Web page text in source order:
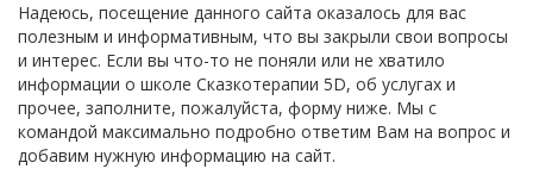
Надеюсь, посещение данного сайта оказалось для вас
полезным и информативным, что вы закрыли свои вопросы
и интерес. Если вы что-то не поняли или не хватило
информации о школе Сказкотерапии 5D, об услугах и
прочее, заполните, пожалуйста, форму ниже. Мы с
командой максимально подробно ответим Вам на вопрос и
добавим нужную информацию на сайт.